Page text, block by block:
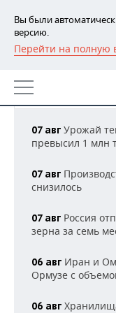
Вы были
версию.
Перейти на полную
РЕГИОНЫ
БАШКОРТОСТАН
УДМУРТИЯ
НОВОСТИ
НОВОСТИ
ДЕКЛАРАЦИИ О
КОМУ
ТОРГОВЫЕ
ЭКОНОМИКА
НОВОСТИ
БЮДЖЕТ
ИНВЕСТИЦИИ
НЕДВИЖИМОСТЬ
НОВОСТИ АВТО
БИЗНЕС
НОВОСТИ
ТЕХНОЛОГИИ
07 авг Урожай
превысил 1 млн
07 авг
снизилось
07 авг Россия
зерна за семь
06 авг Иран и
Ормузе с
06 авг